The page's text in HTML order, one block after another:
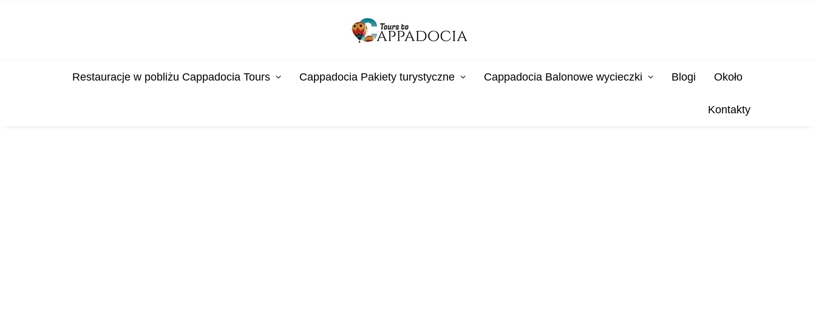
Restauracje w pobliżu Cappadocia Tours Cappadocia Pakiety turystyczne Cappadocia Balonowe wycieczki Blogi Około
Kontakty